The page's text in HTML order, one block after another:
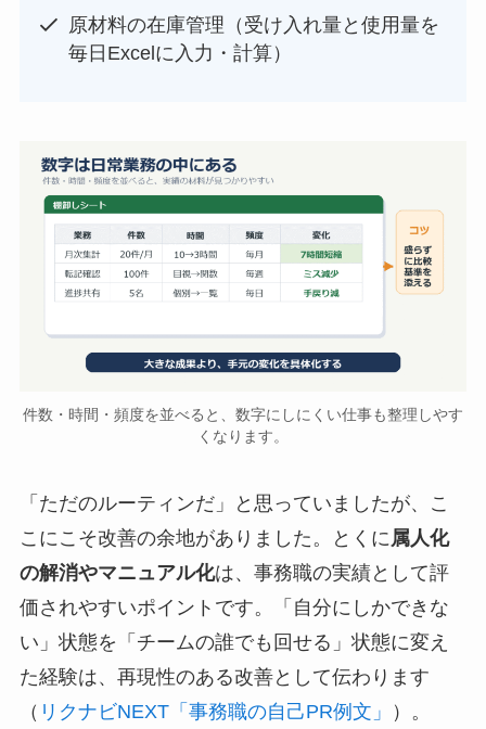
原材料の在庫管理（受け入れ量と使用量を
毎日Excelに入力・計算）
件数・時間・頻度を並べると、数字にしにくい仕事も整理しやす
くなります。
「ただのルーティンだ」と思っていましたが、こ
こにこそ改善の余地がありました。とくに 属人化
の解消やマニュアル化は、事務職の実績として評
価されやすいポイントです。「自分にしかできな
い」状態を「チームの誰でも回せる」状態に変え
た経験は、再現性のある改善として伝わります
（ リクナビNEXT「事務職の自己PR例文」 ）。